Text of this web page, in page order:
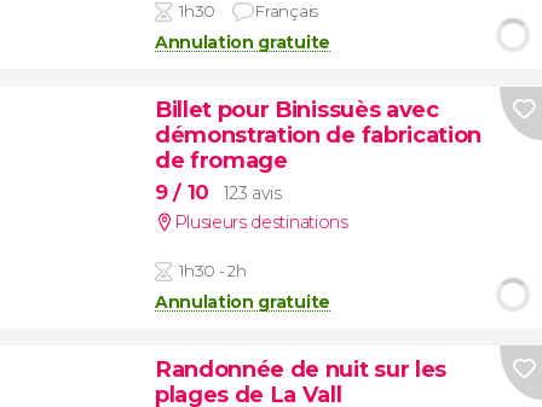
1h30 Français
Annulation gratuite
Billet pour Binissuès avec
démonstration de fabrication
de fromage
9/ 10
123 avis
Plusieurs destinations
1h30 - 2h
Annulation gratuite
Randonnée de nuit sur les
plages de La Vall